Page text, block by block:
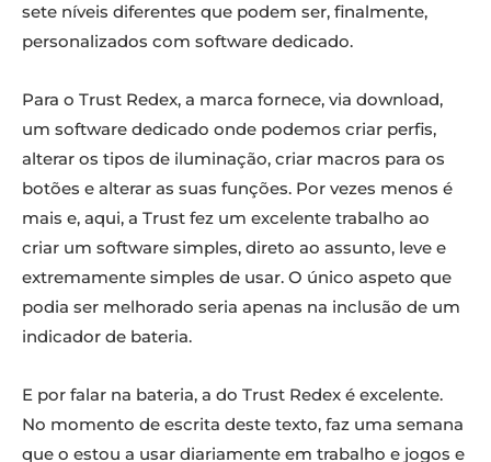
sete níveis diferentes que podem ser, finalmente,
personalizados com software dedicado.
Para o Trust Redex, a marca fornece, via download,
um software dedicado onde podemos criar perfis,
alterar os tipos de iluminação, criar macros para os
botões e alterar as suas funções. Por vezes menos é
mais e, aqui, a Trust fez um excelente trabalho ao
criar um software simples, direto ao assunto, leve e
extremamente simples de usar. O único aspeto que
podia ser melhorado seria apenas na inclusão de um
indicador de bateria.
E por falar na bateria, a do Trust Redex é excelente.
No momento de escrita deste texto, faz uma semana
que o estou a usar diariamente em trabalho e jogos e